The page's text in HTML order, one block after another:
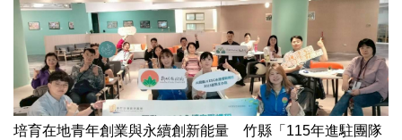
培育在地青年創業與永續創新能量 竹縣「115年進駐團隊